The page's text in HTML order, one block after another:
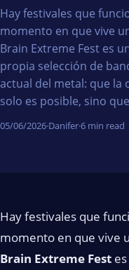
Hay festivales que
momento en que vive
Brain Extreme Fest es
propia selección de
actual del metal: que la
solo es posible, sino
05/06/2026·Danifer·6 min read
Hay festivales que
momento en que vive
Brain Extreme Fest